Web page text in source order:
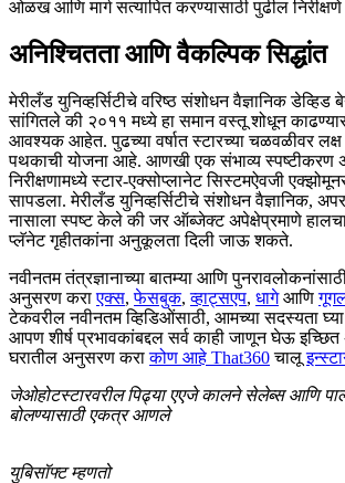
ओळख आणि मार्ग सत्यापित करण्यासाठी पुढील
अनिश्चितता आणि वैकल्पिक सिद्धांत
मेरीलँड युनिव्हर्सिटीचे वरिष्ठ संशोधन वैज्ञानिक डेव्हिड
सांगितले की २०११ मध्ये हा समान वस्तू शोधून
आवश्यक आहेत. पुढच्या वर्षात स्टारच्या चळवळीवर
पथकाची योजना आहे. आणखी एक संभाव्य
निरीक्षणामध्ये स्टार-एक्सोप्लानेट सिस्टमऐवजी
सापडला. मेरीलँड युनिव्हर्सिटीचे संशोधन वैज्ञानिक,
नासाला स्पष्ट केले की जर ऑब्जेक्ट अपेक्षेप्रमाणे
प्लॅनेट गृहीतकांना अनुकूलता दिली जाऊ शकते.
नवीनतम तंत्रज्ञानाच्या बातम्या आणि
अनुसरण कराएक्स,फेसबुक,व्हाट्सएप, धागेआणि
टेकवरील नवीनतम व्हिडिओंसाठी, आमच्या सदस्यता घ्या
आपण शीर्ष प्रभावकांबद्दल सर्व काही जाणून घेऊ
घरातील अनुसरण कराकोण आहे That360चालू
जेओहोटस्टारवरील पिढ्या एएजे कालने सेलेब्स आणि
बोलण्यासाठी एकत्र आणले
युबिसॉफ्ट म्हणतो